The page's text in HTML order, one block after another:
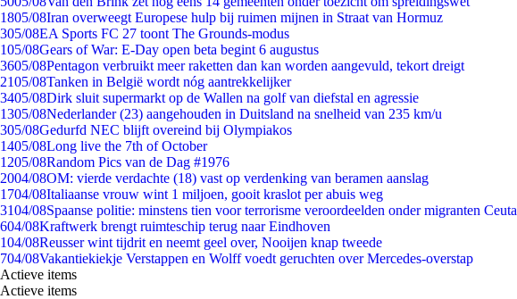
1805/08Iran overweegt Europese hulp bij ruimen mijnen in Straat van Hormuz
305/08EA Sports FC 27 toont The Grounds-modus
105/08Gears of War: E-Day open beta begint 6 augustus
3605/08Pentagon verbruikt meer raketten dan kan worden aangevuld, tekort dreigt
2105/08Tanken in België wordt nóg aantrekkelijker
3405/08Dirk sluit supermarkt op de Wallen na golf van diefstal en agressie
1305/08Nederlander (23) aangehouden in Duitsland na snelheid van 235 km/u
305/08Gedurfd NEC blijft overeind bij Olympiakos
1405/08Long live the 7th of October
1205/08Random Pics van de Dag #1976
2004/08OM: vierde verdachte (18) vast op verdenking van beramen aanslag
1704/08Italiaanse vrouw wint 1 miljoen, gooit kraslot per abuis weg
3104/08Spaanse politie: minstens tien voor terrorisme veroordeelden onder migranten Ceuta
604/08Kraftwerk brengt ruimteschip terug naar Eindhoven
104/08Reusser wint tijdrit en neemt geel over, Nooijen knap tweede
704/08Vakantiekiekje Verstappen en Wolff voedt geruchten over Mercedes-overstap
Actieve items
Actieve items